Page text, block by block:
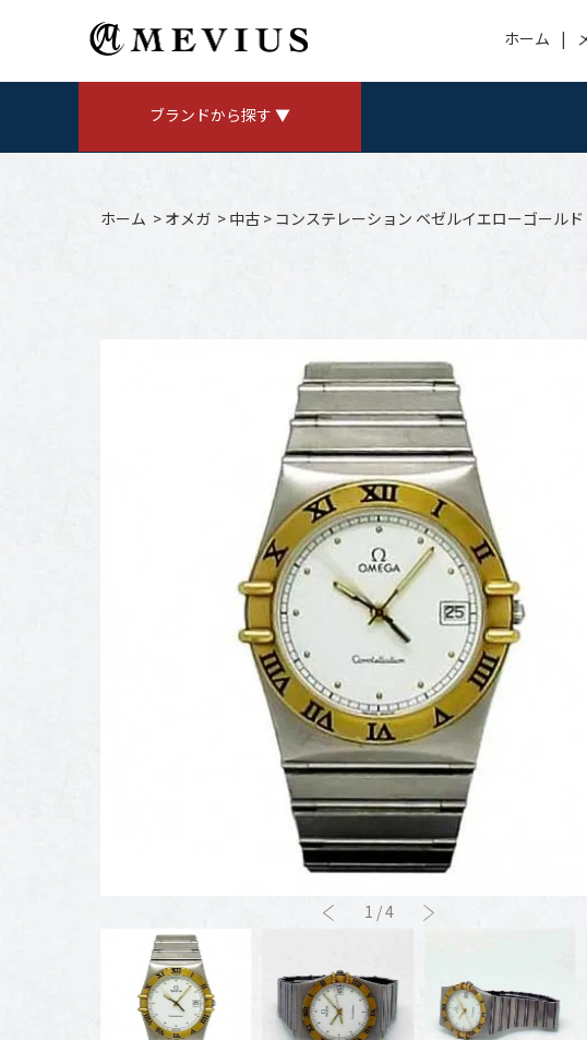
ホーム
ブランドから探す ▼
ロレックス オメガ
シャネル
Jaeger LeCoultre
ホーム > オメガ > 中古 > コンステレーション ベゼルイエローゴールド
1 /4